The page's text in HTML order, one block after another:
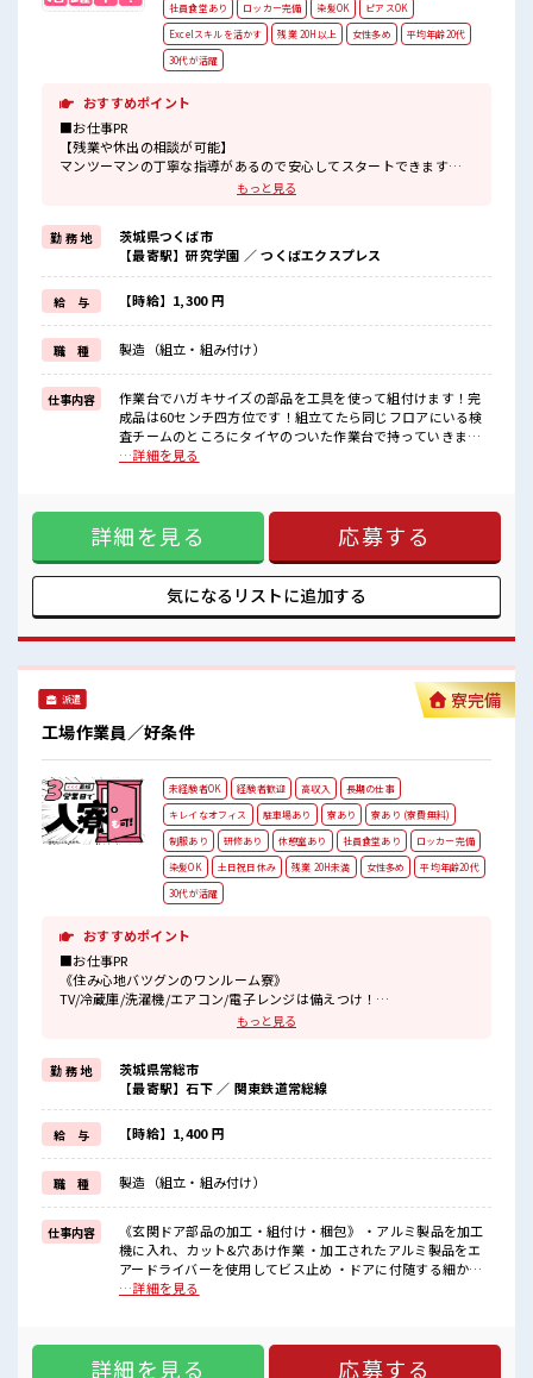
社員食堂あり
ロッカー完備 染髪OK
ピアスOK
Excelスキルを活かす
残業 20H以上 女性多め
平均年齢20代
30代が活躍
おすすめポイント
■お仕事PR
【残業や休出の相談が可能】
マンツーマンの丁寧な指導があるので安心してスタートできます！
組立てる製品はいくつかありますが作業台のモニターにマニュアル
工具を使って組立てます！
初めてだと不安だと思いますが各作業台に呼び出しボタンがあるの
で困った事があればボタンを押せば丁寧に教えてくれるので安心で
すよ！
長期で働いている当社スタッフさんも多数いらっしゃいます！
作業服通勤OKなのでラクチン♪
■職場の雰囲気
【20代～40代の男女スタッフさんともに活躍中】
キレイに整備された職場！
空調完備でカイテキ♪
キバツ過ぎはNGですが髪のカラー&ピアスOK！
個人ロッカー・医務室・休憩室・無料駐車場あり！
もっと見る
勤 務 地
茨城県つくば市
【最寄駅】研究学園 ／ つくばエクスプレス
給 与 【時給】1,300 円
職 種 製造（組立・組み付け）
仕事内容
作業台でハガキサイズの部品を工具を使って組付けます！完
成品は60センチ四方位です！組立てたら同じフロアにいる検
査チームのところにタイヤのついた作業台で持っていきま
す！重い物は基本ないので安心です！ ■お仕事PR 【残業や休
作業台のモニターにマニュアルがあるのでマニュアルの順番
通りに組付けていけば完成します！ 工具を使って組立てま
す！ 初めてだと不安だと思いますが各作業台に呼び出しボタ
ンがあるので困った事があればボタンを押せば丁寧に教えて
くれるので安心ですよ！ 長期で働いている当社スタッフさん
も多数いらっしゃいます！ 作業服通勤OKなのでラクチン♪
中】 キレイに整備された職場！ 空調完備でカイテキ♪ キバツ
過ぎはNGですが髪のカラー&ピアスOK！ 個人ロッカー・医
…詳細を見る
詳細を見る 応募する
気になるリストに追加する
派遣
工場作業員／好条件
寮完備
未経験者OK 経験者歓迎 高収入
長期の仕事
キレイなオフィス
駐車場あり 寮あり
寮あり (寮費無料)
制服あり
研修あり 休憩室あり 社員食堂あり
ロッカー完備
染髪OK
土日祝日休み 残業 20H未満 女性多め
平均年齢20代
30代が活躍
おすすめポイント
■お仕事PR
《住み心地バツグンのワンルーム寮》
TV/冷蔵庫/洗濯機/エアコン/電子レンジは備えつけ！
寮には駐車場があるのでマイカーの持ち込みOK！
《住宅パーツの組立・部品付け・梱包のオシゴト》
あなたのライフスタイルに合わせて勤務時間が選べます♪
明るすぎたり奇抜すぎはNGですが基本的に髪型自由でOK(詳しくは
担当へ)☆
制服アリなのでナニ着ていこうか朝の悩みが解消♪
制服通勤OK！
最初は誰でも未経験スタート！
イチからスキルUP・ステップUPしていきましょう♪
一息つける休憩スペースもあります！
■職場の雰囲気
休憩室完備！
ロッカー完備！
もっと見る
勤 務 地
茨城県常総市
【最寄駅】石下 ／ 関東鉄道常総線
給 与 【時給】1,400 円
職 種 製造（組立・組み付け）
仕事内容
《玄関ドア部品の加工・組付け・梱包》 ・アルミ製品を加工
機に入れ、カット&穴あけ作業 ・加工されたアルミ製品をエ
アードライバーを使用してビス止め ・ドアに付随する細かい
備品の組付け ・完成品の梱包 ※寮アリのお仕事！一人暮らし
つけ！ 寮費は「無料」です！ 現地までの赴任交通費規定支
給！ 寮には駐車場があるのでマイカーの持ち込みOK！ 《住
…詳細を見る
詳細を見る 応募する